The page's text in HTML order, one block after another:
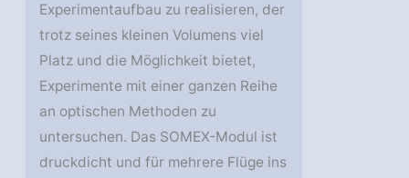
Experimentaufbau zu realisieren, der
trotz seines kleinen Volumens viel
Platz und die Möglichkeit bietet,
Experimente mit einer ganzen Reihe
an optischen Methoden zu
untersuchen. Das SOMEX-Modul ist
druckdicht und für mehrere Flüge ins